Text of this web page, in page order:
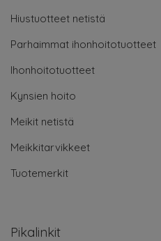
Hiustuotteet netistä
Parhaimmat ihonhoitotuotteet
Ihonhoitotuotteet
Kynsien hoito
Meikit netistä
Meikkitarvikkeet
Tuotemerkit
Pikalinkit